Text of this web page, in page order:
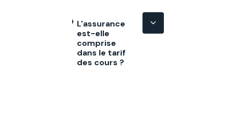
L'assurance
est-elle
comprise
dans le tarif
des cours ?